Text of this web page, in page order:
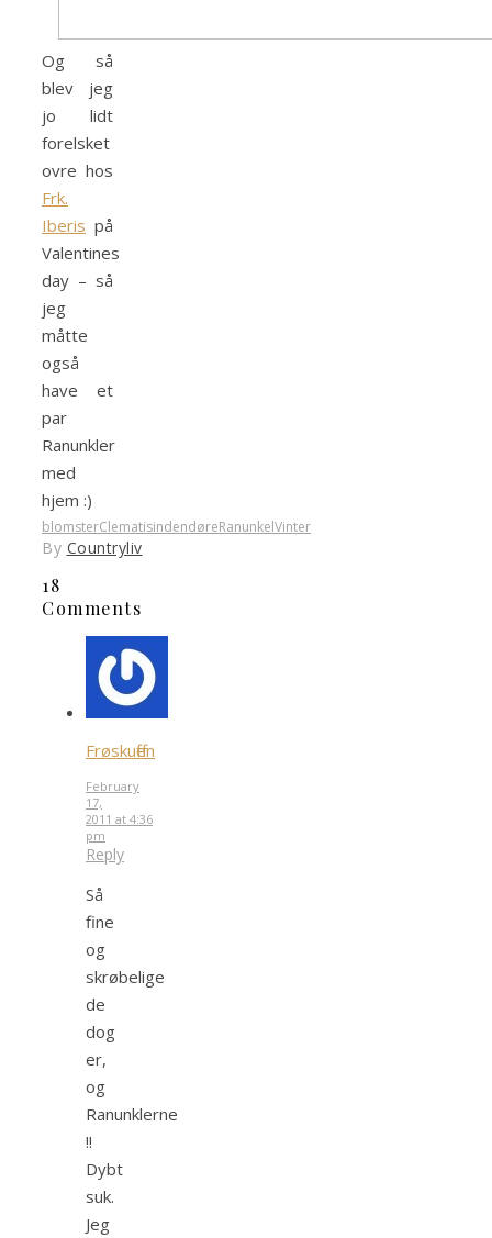
Og så
blev jeg
jo lidt
forelsket
ovre hos
Frk.
Iberis på
Valentines
day – så
jeg
måtte
også
have et
par
Ranunkler
med
hjem :)
blomsterClematisindendøreRanunkelVinter
By Countryliv
18
Comments
Frøskuffen
February
17,
2011 at 4:36
pm
Reply
Så
fine
og
skrøbelige
de
dog
er,
og
Ranunklerne
!!
Dybt
suk.
Jeg